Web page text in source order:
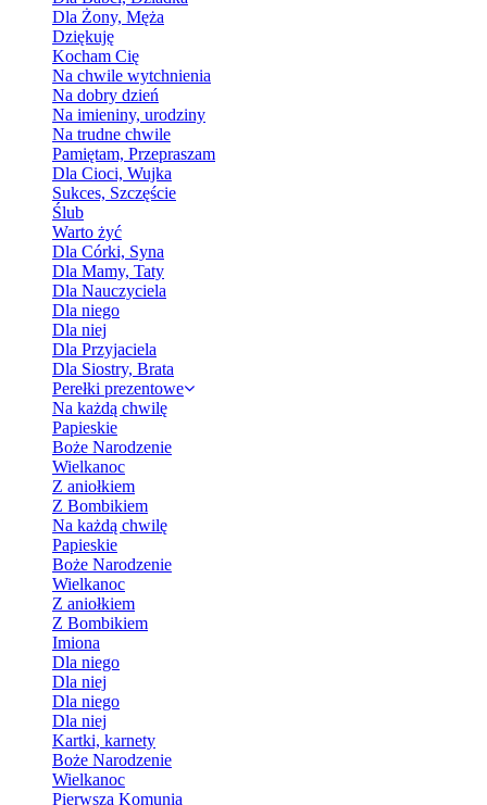
Dla Żony, Męża
Dziękuję
Kocham Cię
Na chwile wytchnienia
Na dobry dzień
Na imieniny, urodziny
Na trudne chwile
Pamiętam, Przepraszam
Dla Cioci, Wujka
Sukces, Szczęście
Ślub
Warto żyć
Dla Córki, Syna
Dla Mamy, Taty
Dla Nauczyciela
Dla niego
Dla niej
Dla Przyjaciela
Dla Siostry, Brata
Perełki prezentowe
Na każdą chwilę
Papieskie
Boże Narodzenie
Wielkanoc
Z aniołkiem
Z Bombikiem
Na każdą chwilę
Papieskie
Boże Narodzenie
Wielkanoc
Z aniołkiem
Z Bombikiem
Imiona
Dla niego
Dla niej
Dla niego
Dla niej
Kartki, karnety
Boże Narodzenie
Wielkanoc
Pierwsza Komunia